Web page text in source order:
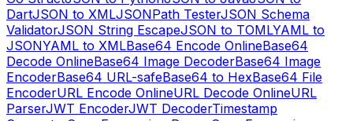
DartJSON to XMLJSONPath TesterJSON Schema
ValidatorJSON String EscapeJSON to TOMLYAML to
JSONYAML to XMLBase64 Encode OnlineBase64
Decode OnlineBase64 Image DecoderBase64 Image
EncoderBase64 URL-safeBase64 to HexBase64 File
EncoderURL Encode OnlineURL Decode OnlineURL
ParserJWT EncoderJWT DecoderTimestamp